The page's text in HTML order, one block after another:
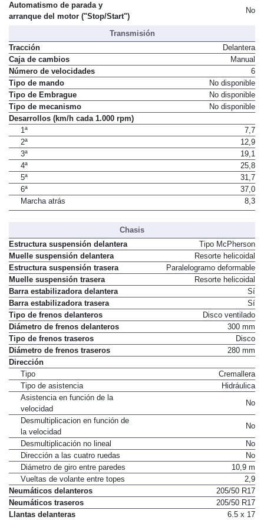
Automatismo de parada y
arranque del motor ("Stop/Start")
No
Transmisión
Tracción
Delantera
Caja de cambios
Manual
Número de velocidades
6
Tipo de mando
No disponible
Tipo de Embrague
No disponible
Tipo de mecanismo
No disponible
Desarrollos (km/h cada 1.000 rpm)
1ª
7,7
2ª
12,9
3ª
19,1
4ª
25,8
5ª
31,7
6ª
37,0
Marcha atrás
8,3
Chasis
Estructura suspensión delantera
Tipo McPherson
Muelle suspensión delantera
Resorte helicoidal
Estructura suspensión trasera
Paralelogramo deformable
Muelle suspensión trasera
Resorte helicoidal
Barra estabilizadora delantera
Sí
Barra estabilizadora trasera
Sí
Tipo de frenos delanteros
Disco ventilado
Diámetro de frenos delanteros
300 mm
Tipo de frenos traseros
Disco
Diámetro de frenos traseros
280 mm
Dirección
Tipo
Cremallera
Tipo de asistencia
Hidráulica
Asistencia en función de la
velocidad
No
Desmultiplicacion en función de
la velocidad
No
Desmultiplicación no lineal
No
Dirección a las cuatro ruedas
No
Diámetro de giro entre paredes
10,9 m
Vueltas de volante entre topes
2,9
Neumáticos delanteros
205/50 R17
Neumáticos traseros
205/50 R17
Llantas delanteras
6.5 x 17